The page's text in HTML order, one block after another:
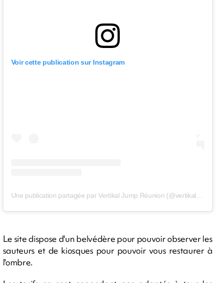
Voir cette publication sur Instagram
Le site dispose d'un belvédère pour pouvoir observer les
sauteurs et de kiosques pour pouvoir vous restaurer à
l'ombre.